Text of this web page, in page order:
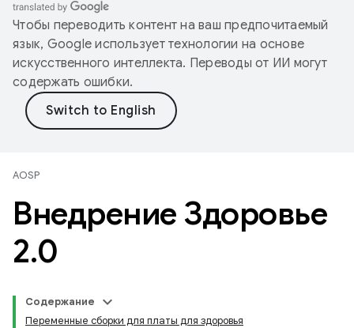
Чтобы переводить контент на ваш предпочитаемый
язык, Google использует технологии на основе
искусственного интеллекта. Переводы от ИИ могут
содержать ошибки.
AOSP
Внедрение Здоровье
2.0
Содержание
Переменные сборки для платы для здоровья